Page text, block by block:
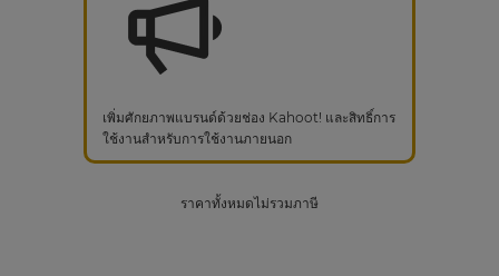
เพิ่มศักยภาพแบรนด์ด้วยช่อง Kahoot! และสิทธิ์การ
ใช้งานสำหรับการใช้งานภายนอก
ราคาทั้งหมดไม่รวมภาษี